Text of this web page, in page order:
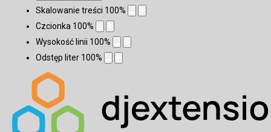
Skalowanie treści 100%
Czcionka 100%
Wysokość linii 100%
Odstęp liter 100%